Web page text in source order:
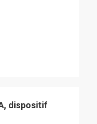
dispositif